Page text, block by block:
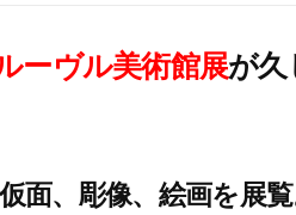
ーヴル美術館展が久
面、彫像、絵画を展覧